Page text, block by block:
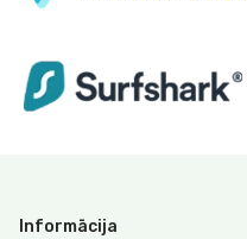
Informācija